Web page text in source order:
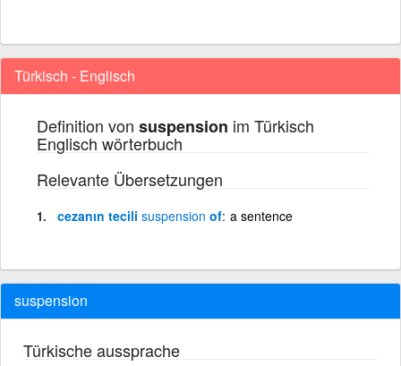
Türkisch - Englisch
Definition von suspension im Türkisch
Englisch wörterbuch
Relevante Übersetzungen
cezanın tecili suspension of a sentence
suspension
Türkische aussprache